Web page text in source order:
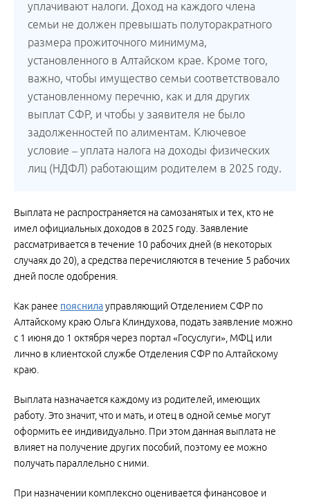
уплачивают налоги. Доход на каждого члена
семьи не должен превышать полуторакратного
размера прожиточного минимума,
установленного в Алтайском крае. Кроме того,
важно, чтобы имущество семьи соответствовало
установленному перечню, как и для других
выплат СФР, и чтобы у заявителя не было
задолженностей по алиментам. Ключевое
условие – уплата налога на доходы физических
лиц (НДФЛ) работающим родителем в 2025 году.
Выплата не распространяется на самозанятых и тех, кто не
имел официальных доходов в 2025 году. Заявление
рассматривается в течение 10 рабочих дней (в некоторых
случаях до 20), а средства перечисляются в течение 5 рабочих
дней после одобрения.
Как ранее пояснилауправляющий Отделением СФР по
Алтайскому краю Ольга Клиндухова, подать заявление можно
с 1 июня до 1 октября через портал «Госуслуги», МФЦ или
лично в клиентской службе Отделения СФР по Алтайскому
краю.
Выплата назначается каждому из родителей, имеющих
работу. Это значит, что и мать, и отец в одной семье могут
оформить ее индивидуально. При этом данная выплата не
влияет на получение других пособий, поэтому ее можно
получать параллельно с ними.
При назначении комплексно оценивается финансовое и